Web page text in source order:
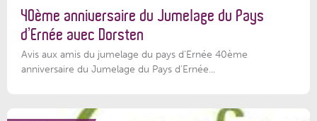
40ème anniversaire du Jumelage du Pays
d’Ernée avec Dorsten
Avis aux amis du jumelage du pays d'Ernée 40ème
anniversaire du Jumelage du Pays d'Ernée...